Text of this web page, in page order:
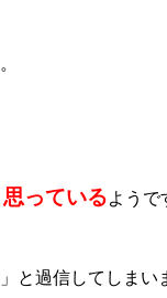
っているようで
と過信してしまい